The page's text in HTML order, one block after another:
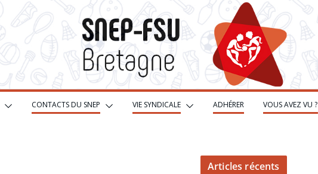
CONTACTS DU SNEP VIE SYNDICALE ADHÉRER VOUS AVEZ VU ?
Articles récents